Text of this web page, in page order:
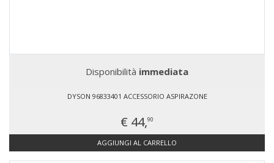
Disponibilità immediata
DYSON 96833401 ACCESSORIO ASPIRAZONE
€ 44,90
AGGIUNGI AL CARRELLO